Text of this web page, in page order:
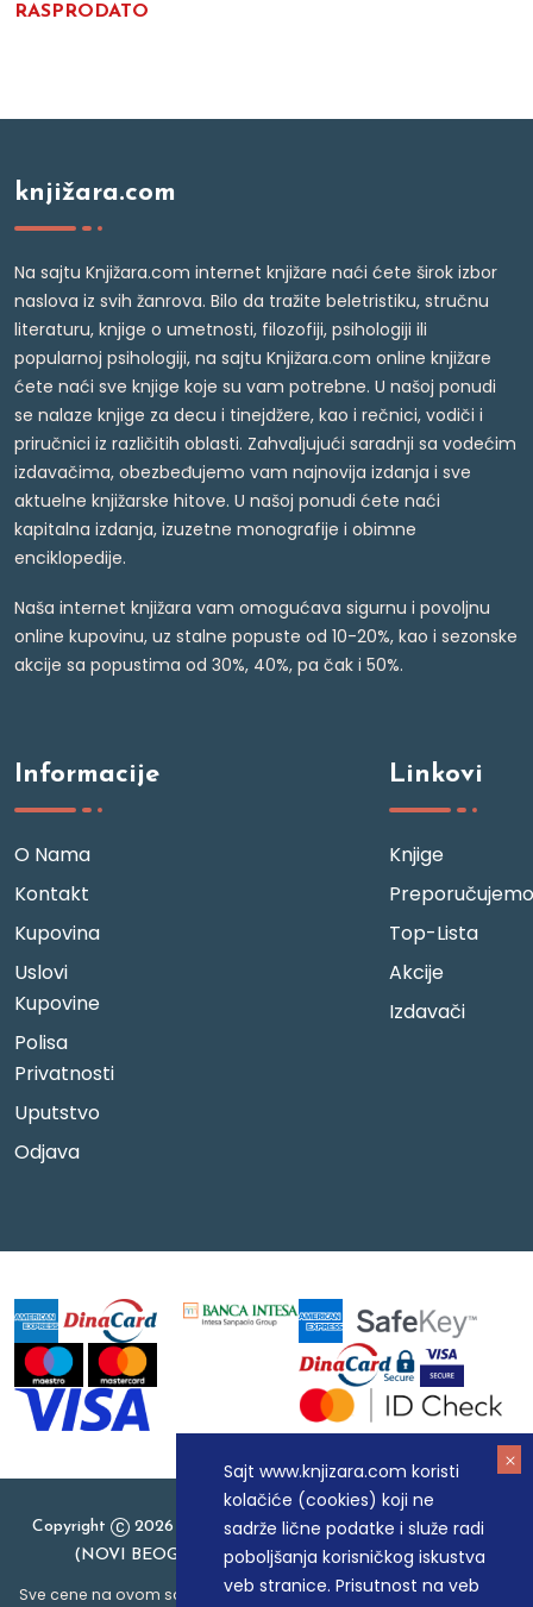
Sajt www.knjizara.com koristi
kolačiće (cookies) koji ne
sadrže lične podatke i služe radi
poboljšanja korisničkog iskustva
veb stranice. Prisutnost na veb
RASPRODATO
knjižara.com
Na sajtu Knjižara.com internet knjižare naći ćete širok izbor
naslova iz svih žanrova. Bilo da tražite beletristiku, stručnu
literaturu, knjige o umetnosti, filozofiji, psihologiji ili
popularnoj psihologiji, na sajtu Knjižara.com online knjižare
ćete naći sve knjige koje su vam potrebne. U našoj ponudi
se nalaze knjige za decu i tinejdžere, kao i rečnici, vodiči i
priručnici iz različitih oblasti. Zahvaljujući saradnji sa vodećim
izdavačima, obezbeđujemo vam najnovija izdanja i sve
aktuelne knjižarske hitove. U našoj ponudi ćete naći
kapitalna izdanja, izuzetne monografije i obimne
enciklopedije.
Naša internet knjižara vam omogućava sigurnu i povoljnu
online kupovinu, uz stalne popuste od 10-20%, kao i sezonske
akcije sa popustima od 30%, 40%, pa čak i 50%.
Informacije
O Nama
Kontakt
Kupovina
Uslovi
Kupovine
Polisa
Privatnosti
Uputstvo
Odjava
Linkovi
Knjige
Preporučujemo
Top-Lista
Akcije
Izdavači
Copyright
2026 Knjizara.com - MAKART DOO BEOGRAD
(NOVI BEOGRAD), PIB: 105184104, MB: 20337524
Sve cene na ovom sajtu iskazane su u dinarima. PDV je uračunat u